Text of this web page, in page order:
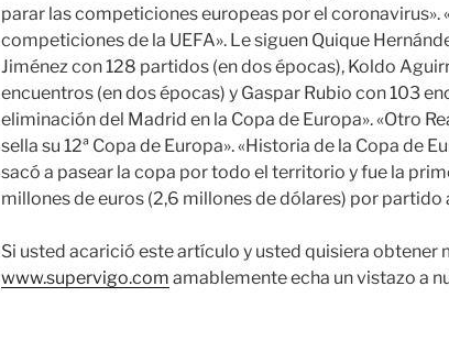
parar las competiciones europeas por el
competiciones de la UEFA». Le siguen Quique
Jiménez con 128 partidos (en dos épocas), Koldo
encuentros (en dos épocas) y Gaspar Rubio con 103
eliminación del Madrid en la Copa de Europa». «Otro
sella su 12ª Copa de Europa». «Historia de la Copa de
sacó a pasear la copa por todo el territorio y fue la
millones de euros (2,6 millones de dólares) por partido
Si usted acarició este artículo y usted quisiera obtener
www.supervigo.com amablemente echa un vistazo a